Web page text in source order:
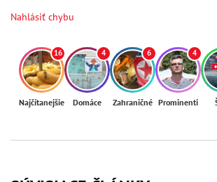
Nahlásiť chybu
16
Najčítanejšie
4
Domáce
6
Zahraničné
4
Prominenti